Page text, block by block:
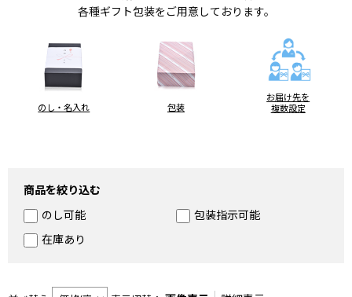
各種ギフト包装をご用意しております。
のし・名入れ 包装
お届け先を
複数設定
商品を絞り込む
のし可能
包装指示可能
在庫あり